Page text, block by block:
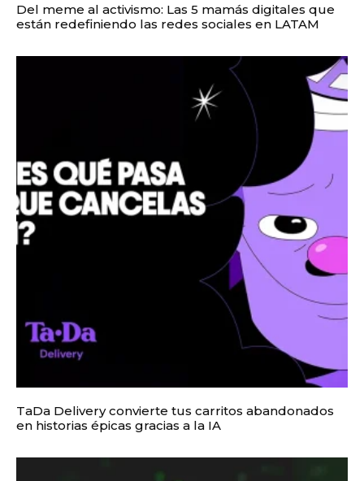
Del meme al activismo: Las 5 mamás digitales que
están redefiniendo las redes sociales en LATAM
TaDa Delivery convierte tus carritos abandonados
en historias épicas gracias a la IA